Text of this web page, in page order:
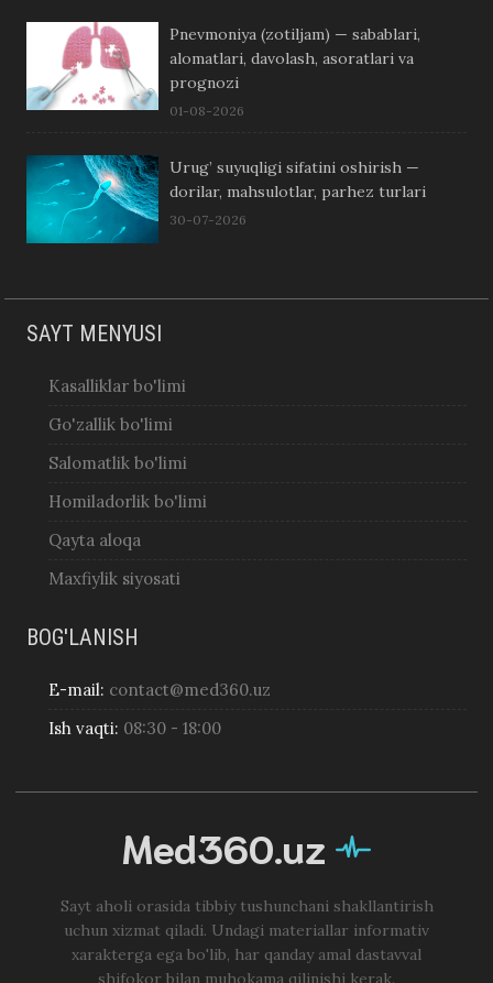
Pnevmoniya (zotiljam) — sabablari,
alomatlari, davolash, asoratlari va
prognozi
01-08-2026
Urug’ suyuqligi sifatini oshirish —
dorilar, mahsulotlar, parhez turlari
30-07-2026
Med360.uz
Sayt aholi orasida tibbiy tushunchani shakllantirish
uchun xizmat qiladi. Undagi materiallar informativ
xarakterga ega bo'lib, har qanday amal dastavval
shifokor bilan muhokama qilinishi kerak.
SAYT MENYUSI
Kasalliklar bo'limi
Go'zallik bo'limi
Salomatlik bo'limi
Homiladorlik bo'limi
Qayta aloqa
Maxfiylik siyosati
BOG'LANISH
E-mail: contact@med360.uz
Ish vaqti: 08:30 - 18:00